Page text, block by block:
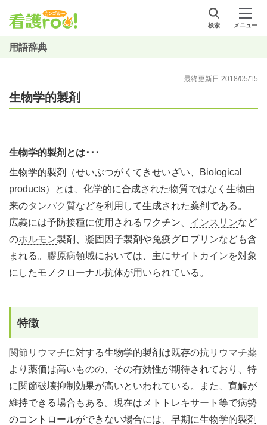
検索 メニュー
用語辞典
最終更新日 2018/05/15
生物学的製剤
生物学的製剤とは･･･
生物学的製剤（せいぶつがくてきせいざい、Biological
products）とは、化学的に合成された物質ではなく生物由
来のタンパク質などを利用して生成された薬剤である。
広義には予防接種に使用されるワクチン、 インスリンなど
のホルモン製剤、凝固因子製剤や免疫グロブリンなども含
まれる。
膠原病領域においては、主にサイトカインを対象
にしたモノクローナル抗体が用いられている。
特徴
関節リウマチに対する生物学的製剤は既存の抗リウマチ薬
より薬価は高いものの、その有効性が期待されており、特
に関節破壊抑制効果が高いといわれている。また、寛解が
維持できる場合もある。現在はメトトレキサート等で病勢
のコントロールができない場合には、早期に生物学的製剤